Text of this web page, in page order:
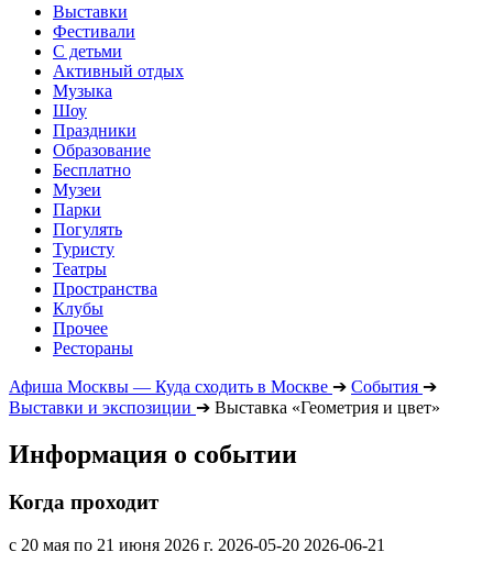
Выставки
Фестивали
С детьми
Активный отдых
Музыка
Шоу
Праздники
Образование
Бесплатно
Музеи
Парки
Погулять
Туристу
Театры
Пространства
Клубы
Прочее
Рестораны
Афиша Москвы — Куда сходить в Москве ➔ События ➔
Выставки и экспозиции ➔ Выставка «Геометрия и цвет»
Информация о событии
Когда проходит
с 20 мая по 21 июня 2026 г. 2026-05-20 2026-06-21